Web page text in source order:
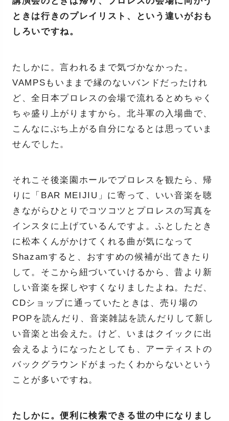
ときは行きのプレイリスト、という違いがおも
しろいですね。
たしかに。言われるまで気づかなかった。
VAMPSもいままで縁のないバンドだったけれ
ど、全日本プロレスの会場で流れるとめちゃく
ちゃ盛り上がりますから。北斗軍の入場曲で、
こんなにぶち上がる自分になるとは思っていま
せんでした。
それこそ後楽園ホールでプロレスを観たら、帰
りに「BAR MEIJIU」に寄って、いい音楽を聴
きながらひとりでコツコツとプロレスの写真を
インスタに上げているんですよ。ふとしたとき
に松本くんがかけてくれる曲が気になって
Shazamすると、おすすめの候補が出てきたり
して。そこから紐づいていけるから、昔より新
しい音楽を探しやすくなりましたよね。ただ、
CDショップに通っていたときは、売り場の
POPを読んだり、音楽雑誌を読んだりして新し
い音楽と出会えた。けど、いまはクイックに出
会えるようになったとしても、アーティストの
バックグラウンドがまったくわからないという
ことが多いですね。
たしかに。便利に検索できる世の中になりまし